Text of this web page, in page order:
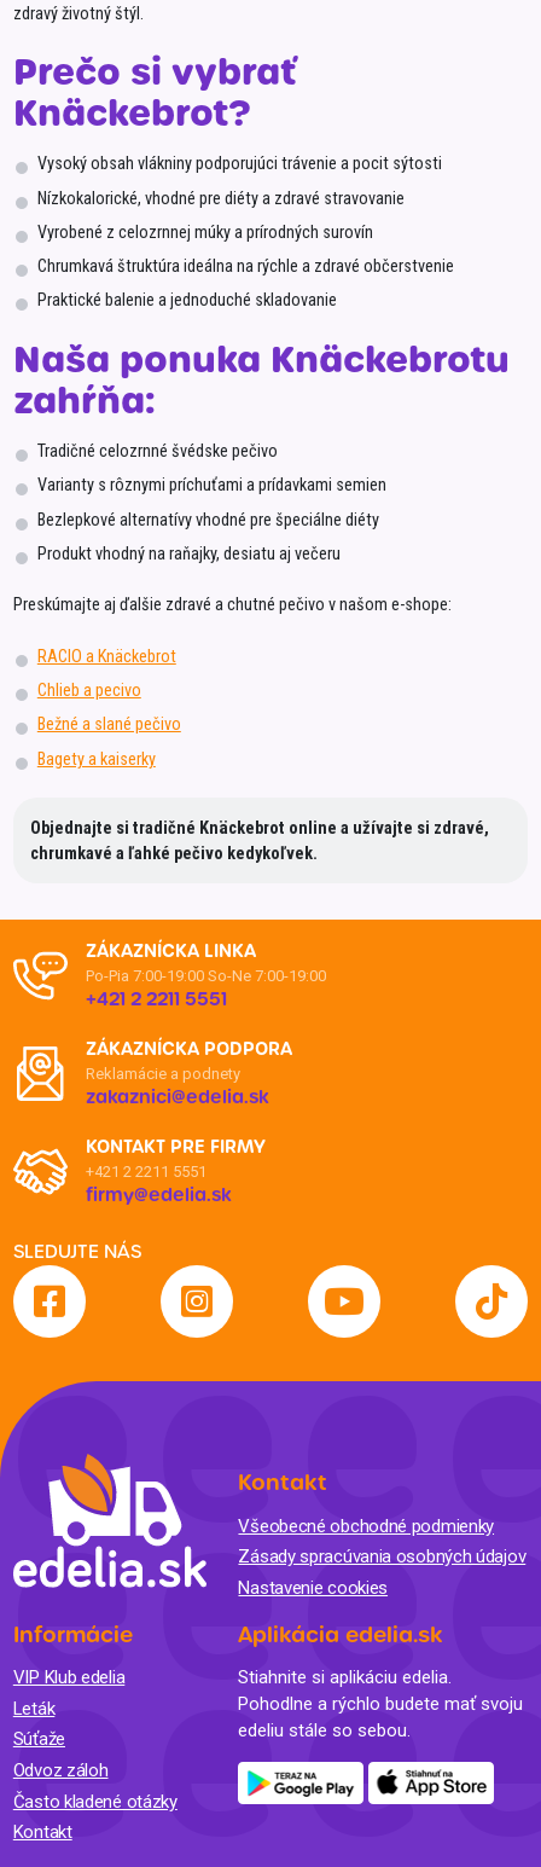
zdravý životný štýl.
Prečo si vybrať
Knäckebrot?
Vysoký obsah vlákniny podporujúci trávenie a pocit sýtosti
Nízkokalorické, vhodné pre diéty a zdravé stravovanie
Vyrobené z celozrnnej múky a prírodných surovín
Chrumkavá štruktúra ideálna na rýchle a zdravé občerstvenie
Praktické balenie a jednoduché skladovanie
Naša ponuka Knäckebrotu
zahŕňa:
Tradičné celozrnné švédske pečivo
Varianty s rôznymi príchuťami a prídavkami semien
Bezlepkové alternatívy vhodné pre špeciálne diéty
Produkt vhodný na raňajky, desiatu aj večeru
Preskúmajte aj ďalšie zdravé a chutné pečivo v našom e-shope:
RACIO a Knäckebrot
Chlieb a pecivo
Bežné a slané pečivo
Bagety a kaiserky
Objednajte si tradičné Knäckebrot online a užívajte si zdravé,
chrumkavé a ľahké pečivo kedykoľvek.
ZÁKAZNÍCKA LINKA
Po-Pia 7:00-19:00 So-Ne 7:00-19:00
+421 2 2211 5551
ZÁKAZNÍCKA PODPORA
Reklamácie a podnety
zakaznici@edelia.sk
KONTAKT PRE FIRMY
+421 2 2211 5551
firmy@edelia.sk
SLEDUJTE NÁS
Kontakt
Všeobecné obchodné podmienky
Zásady spracúvania osobných údajov
Nastavenie cookies
Informácie
VIP Klub edelia
Leták
Súťaže
Odvoz záloh
Často kladené otázky
Kontakt
Aplikácia edelia.sk
Stiahnite si aplikáciu edelia.
Pohodlne a rýchlo budete mať svoju
edeliu stále so sebou.